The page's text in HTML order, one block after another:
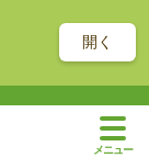
開く